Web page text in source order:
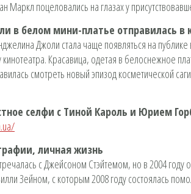
Маркл поцеловались на глазах у
в белом мини-платье отправилась в
Джоли стала чаще появляться на
Красавица, одетая в белоснежное
смотреть новый эпизод косметической
селфи с Тиной Кароль и Юрием
личная жизнь
с Джейсоном Стэйтемом, но в 2004
Зейном, с которым 2008 году состоялась